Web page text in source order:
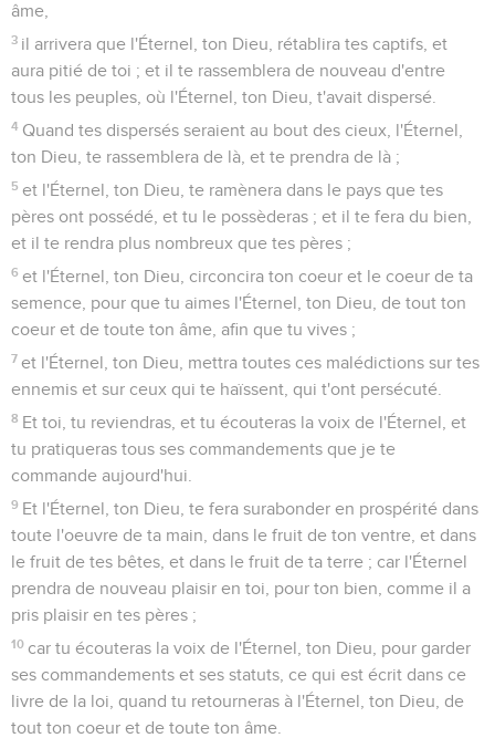
âme,
3 il arrivera que l'Éternel, ton Dieu, rétablira tes captifs, et
aura pitié de toi ; et il te rassemblera de nouveau d'entre
tous les peuples, où l'Éternel, ton Dieu, t'avait dispersé.
4 Quand tes dispersés seraient au bout des cieux, l'Éternel,
ton Dieu, te rassemblera de là, et te prendra de là ;
5 et l'Éternel, ton Dieu, te ramènera dans le pays que tes
pères ont possédé, et tu le possèderas ; et il te fera du bien,
et il te rendra plus nombreux que tes pères ;
6 et l'Éternel, ton Dieu, circoncira ton coeur et le coeur de ta
semence, pour que tu aimes l'Éternel, ton Dieu, de tout ton
coeur et de toute ton âme, afin que tu vives ;
7 et l'Éternel, ton Dieu, mettra toutes ces malédictions sur tes
ennemis et sur ceux qui te haïssent, qui t'ont persécuté.
8 Et toi, tu reviendras, et tu écouteras la voix de l'Éternel, et
tu pratiqueras tous ses commandements que je te
commande aujourd'hui.
9 Et l'Éternel, ton Dieu, te fera surabonder en prospérité dans
toute l'oeuvre de ta main, dans le fruit de ton ventre, et dans
le fruit de tes bêtes, et dans le fruit de ta terre ; car l'Éternel
prendra de nouveau plaisir en toi, pour ton bien, comme il a
pris plaisir en tes pères ;
10 car tu écouteras la voix de l'Éternel, ton Dieu, pour garder
ses commandements et ses statuts, ce qui est écrit dans ce
livre de la loi, quand tu retourneras à l'Éternel, ton Dieu, de
tout ton coeur et de toute ton âme.